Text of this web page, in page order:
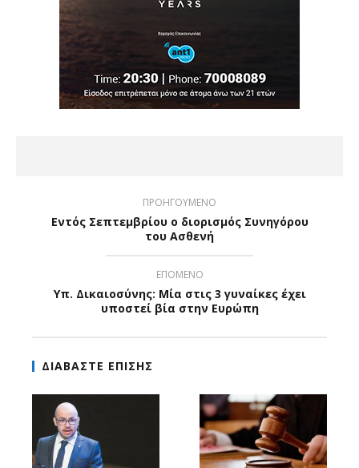
ΠΡΟΗΓΟΥΜΕΝΟ
Εντός Σεπτεμβρίου ο διορισμός Συνηγόρου
του Ασθενή
ΕΠΟΜΕΝΟ
Υπ. Δικαιοσύνης: Μία στις 3 γυναίκες έχει
υποστεί βία στην Ευρώπη
ΔΙΑΒΑΣΤΕ ΕΠΙΣΗΣ